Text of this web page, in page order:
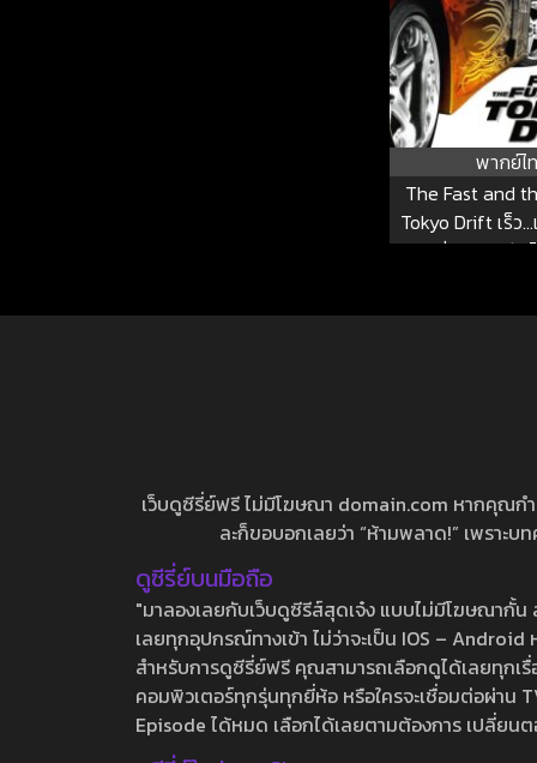
พากย์ไ
The Fast and
Tokyo Drift เร็ว
ซิ่งแหกพิกัด
เว็บดูซีรี่ย์ฟรี ไม่มีโฆษณา domain.com หากคุณก
ละก็ขอบอกเลยว่า “ห้ามพลาด!” เพราะ
ดูซีรี่ย์บนมือถือ
"มาลองเลยกับเว็บดูซีรีส์สุดเจ๋ง แบบไม่มีโฆษณากั้
เลยทุกอุปกรณ์ทางเข้า ไม่ว่าจะเป็น IOS –
สำหรับการดูซีรี่ย์ฟรี คุณสามารถเลือกดูได้เลยทุกเ
คอมพิวเตอร์ทุกรุ่นทุกยี่ห้อ หรือใครจะเชื่อมต่อผ่าน
Episode ได้หมด เลือกได้เลยตามต้องการ เปลี่ยน